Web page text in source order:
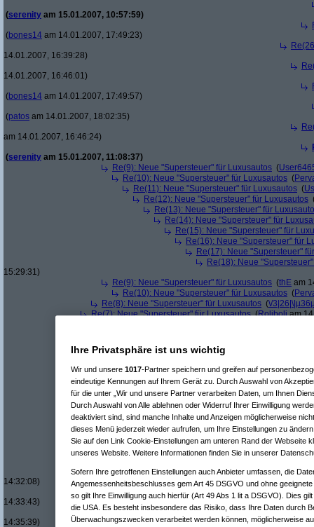
(serenity am 15.01.2007, 10:57:59)
(bones14 am 14.01.2007, 17:49:23)
14.01.2007, 16:39:28)
14.01.2007, 16:46:01)
(bones14 am 14.01.2007, 17:49:57)
(patos am 14.01.2007, 18:02:35)
am 14.01.2007, 16:46:24)
(serenity am 15.01.2007, 11:08:37)
Re(9): Neue "Supersteuer" für Luxusautos (
Re(10): Neue "Supersteuer" für Luxusautos (
Re(11): Neue "Supersteuer" für Luxusautos (
Re(12): Neue "Supersteuer" für Luxusautos
Re(13): Neue "Supersteuer" für
Re(14): Neue "Supersteuer" für
Re(15): Neue "Supersteuer" für
Re(16): Neue "Supersteuer" für
Re(17): Neue "Supersteuer"
Re(18): Neue
15:29:31)
Re(9): Neue "Supersteuer" für Luxusautos (thE am
Re(10): Neue "Supersteuer" für Luxusautos (
Re(8): Neue "Supersteuer" für Luxusautos (\/
Re(7): Neue "Supersteuer" für Luxusautos(Roliboliam
Re(6): Neue "Supersteuer" für Luxusautos
Re(7): Neue "Supersteuer" für Luxusautos
Re(8): Neue "Supersteuer" für Luxusautos(Pervasive
Re(9): Neue "Supersteuer" für Luxusautos
bootleg
Re(10): Neue "Supersteuer" für Luxusautos
Re(11): Neue "Supersteuer" für Luxusautos(
Re(12): Neue "Supersteuer" für Luxusautos
Re(13): Neue "Supersteuer" für
Re(14): Neue "Supersteuer" für
Re(15): Neue "Supersteuer" für
Re(16): Neue "Supersteuer" für
Re(18): Neue
14:32:08)
Re(19): Neue
14:33:43)
Re(20): Neue
14:35:39)
Ihre Privatsphäre ist uns wichtig
Wir und unsere 1017-Partner speichern und greifen auf
eindeutige Kennungen auf Ihrem Gerät zu. Durch Auswahl von
für die unter „Wir und unsere Partner verarbeiten Daten, um Ihnen
Durch Auswahl von Alle ablehnen oder Widerruf Ihrer Einwilligung
deaktiviert sind, sind manche Inhalte und Anzeigen möglicherweise
dieses Menü jederzeit wieder aufrufen, um Ihre Einstellungen zu
Sie auf den Link Cookie-Einstellungen am unteren Rand der Webseite
unseres Website. Weitere Informationen finden Sie in unserer
Sofern Ihre getroffenen Einstellungen auch Anbieter umfassen, die
Angemessenheitsbeschlusses gem Art 45 DSGVO und ohne
so gilt Ihre Einwilligung auch hierfür (Art 49 Abs 1 lit a DSGVO). Dies
die USA. Es besteht insbesondere das Risiko, dass Ihre Daten durch
Überwachungszwecken verarbeitet werden können, möglicherweise